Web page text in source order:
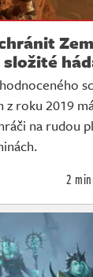
roku 2019
na rudou
2